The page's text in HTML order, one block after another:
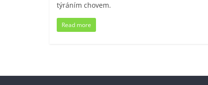
týráním chovem.
Read more